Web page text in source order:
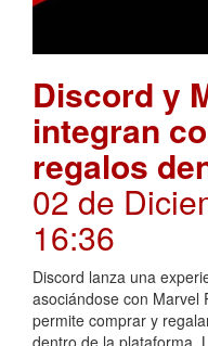
Discord y
integran
regalos
02 de
16:36
Discord lanza una
asociándose con Marvel
permite comprar y
dentro de la plataforma.